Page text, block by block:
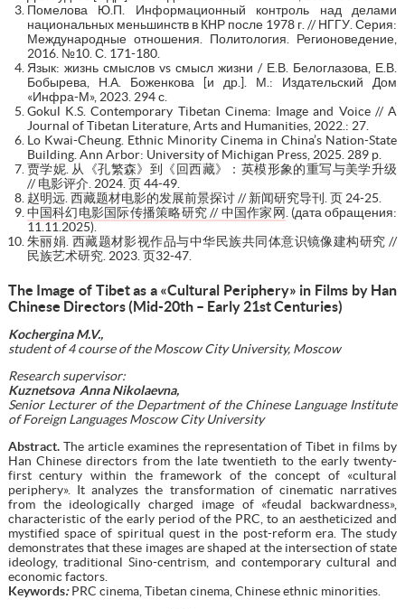
Помелова Ю.П. Информационный контроль над делами
национальных меньшинств в КНР после 1978 г. // НГГУ. Серия:
Международные отношения. Политология. Регионоведение,
2016. №10. С. 171-180.
Язык: жизнь смыслов vs смысл жизни / Е.В. Белоглазова, Е.В.
Бобырева, Н.А. Боженкова [и др.]. М.: Издательский Дом
«Инфра-М», 2023. 294 с.
Gokul K.S. Contemporary Tibetan Cinema: Image and Voice // A
Journal of Tibetan Literature, Arts and Humanities, 2022.: 27.
Lo Kwai-Cheung. Ethnic Minority Cinema in China’s Nation-State
Building. Ann Arbor: University of Michigan Press, 2025. 289 p.
贾学妮. 从《孔繁森》到《回西藏》：英模形象的重写与美学升级
// 电影评介. 2024. 页 44-49.
赵明远. 西藏题材电影的发展前景探讨 // 新闻研究导刊. 页 24-25.
中国科幻电影国际传播策略研究 // 中国作家网 . (дата обращения:
11.11.2025).
朱丽娟. 西藏题材影视作品与中华民族共同体意识镜像建构研究 //
民族艺术研究. 2023. 页32-47.
The Image of Tibet as a «Cultural Periphery» in Films by Han
Chinese Directors (Mid-20th – Early 21st Centuries)
Kochergina M.V.,
student of 4 course of the Moscow City University, Moscow
Research supervisor:
Kuznetsova Anna Nikolaevna,
Senior Lecturerof the Department of the Chinese Language Institute
of Foreign LanguagesMoscow City University
Abstract. The article examines the representation of Tibet in films by
Han Chinese directors from the late twentieth to the early twenty-
first century within the framework of the concept of «cultural
periphery». It analyzes the transformation of cinematic narratives
from the ideologically charged image of «feudal backwardness»,
characteristic of the early period of the PRC, to an aestheticized and
mystified space of spiritual quest in the post-reform era. The study
demonstrates that these images are shaped at the intersection of state
ideology, traditional Sino-centrism, and contemporary cultural and
economic factors.
Keywords:PRC cinema, Tibetan cinema, Chinese ethnic minorities.